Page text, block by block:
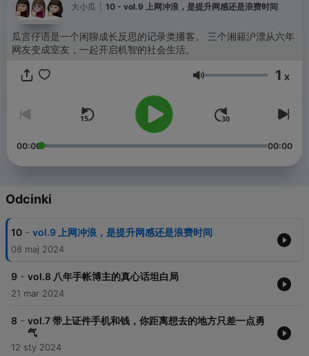
大小瓜 10 - vol.9 上网冲浪，是提升网感还是浪费时间
瓜言仔语是一个闲聊成长反思的记录类播客。 三个湘籍沪漂从六年
网友变成室友，一起开启机智的社会生活。
Głośność 1 x
00:00 00:00
Odcinki
10 - vol.9 上网冲浪，是提升网感还是浪费时间
08 maj 2024
9 - vol.8 八年手帐博主的真心话坦白局
21 mar 2024
8 - vol.7 带上证件手机和钱，你距离想去的地方只差一点勇
气
12 sty 2024